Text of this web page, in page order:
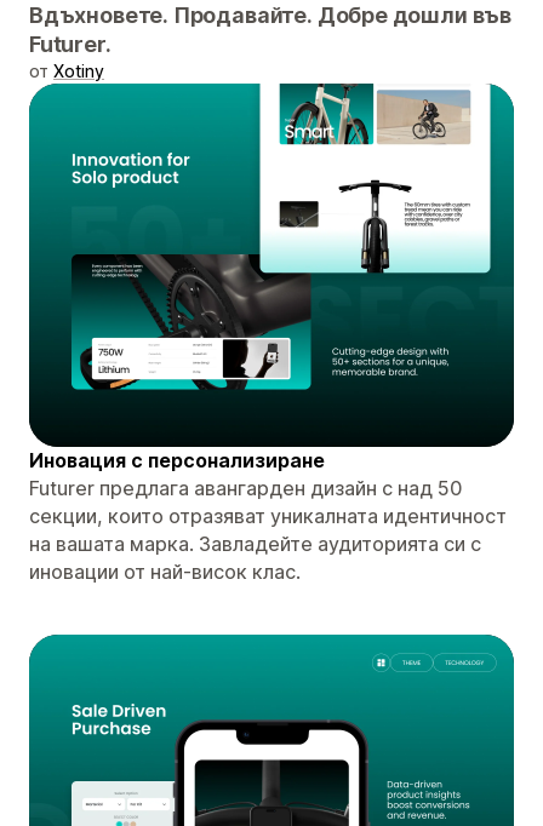
Вдъхновете. Продавайте. Добре дошли във
Futurer.
от Xotiny
Иновация с персонализиране
Futurer предлага авангарден дизайн с над 50
секции, които отразяват уникалната идентичност
на вашата марка. Завладейте аудиторията си с
иновации от най-висок клас.